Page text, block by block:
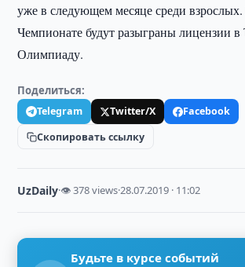
уже в следующем месяце среди
Чемпионате будут разыграны лицензии
Олимпиаду.
Поделиться:
Telegram Twitter/X
Facebook
Скопировать ссылку
UzDaily·👁 378 views·28.07.2019 · 11:02
Будьте в курсе событий